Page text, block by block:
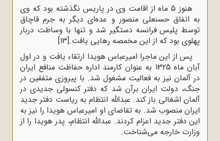
هنوز 5 ماه از اقامت وى در پاریس نگذشته بود که وى
به اتفاق حسنعلى منصور و عده‌اى دیگر به جرم قاچاق
توسط پلیس فرانسه دستگیر شد و تنها با وساطت دربار
پهلوى بود که از این مخمصه رهایى یافت.[13]
پس از این ماجرا امیرعباس هویدا ارتقاء یافت و در اول
آبان ماه 1325 به عنوان کارمند اداره حفاظت منافع ایران
در آلمان نیز به فعالیت مشغول شد. با پیروزى متفقین در
جنگ، دولت ایران برآن شد که دفتر کنسولى جدیدى در
آلمان اشغالى باز کند. عبداللّه‌ انتظام به ریاست دفتر جدید
ایران منصوب شد. به تقاضاى او امیرعباس هویدا را نیز به
این دفتر جدید اعزام کردند. عبدالله انتظام، پدر هویدا را از
وزارت خارجه مى‌شناخت.